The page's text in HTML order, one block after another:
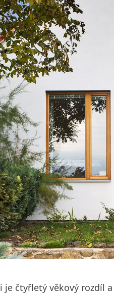
čtyřletý věkový rozdíl